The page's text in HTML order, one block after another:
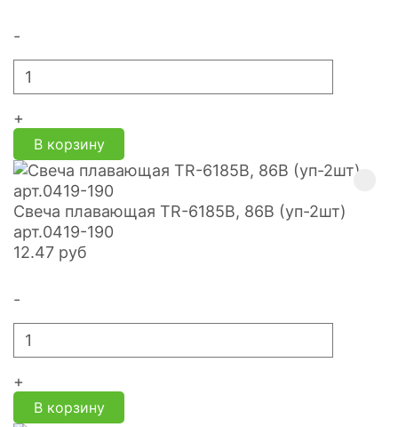
-
+
В корзину
Свеча плавающая TR-6185B, 86B (уп-2шт)
арт.0419-190
12.47 руб
-
+
В корзину